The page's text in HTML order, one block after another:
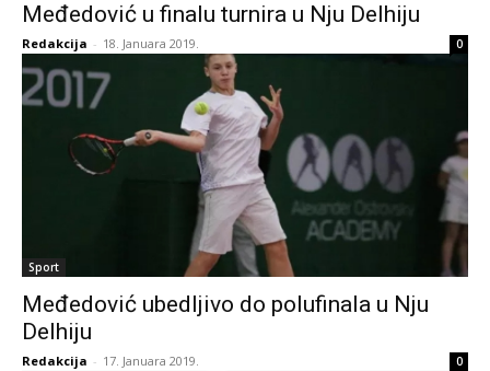
Međedović u finalu turnira u Nju Delhiju
Redakcija - 18. Januara 2019. 0
Sport
Međedović ubedljivo do polufinala u Nju
Delhiju
Redakcija - 17. Januara 2019. 0